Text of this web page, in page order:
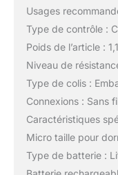
Usages
Type de contrôle :
Poids de l’article :
Niveau de
Type de colis :
Connexions : Sans
Caractéristiques
Micro taille pour
Type de batterie :